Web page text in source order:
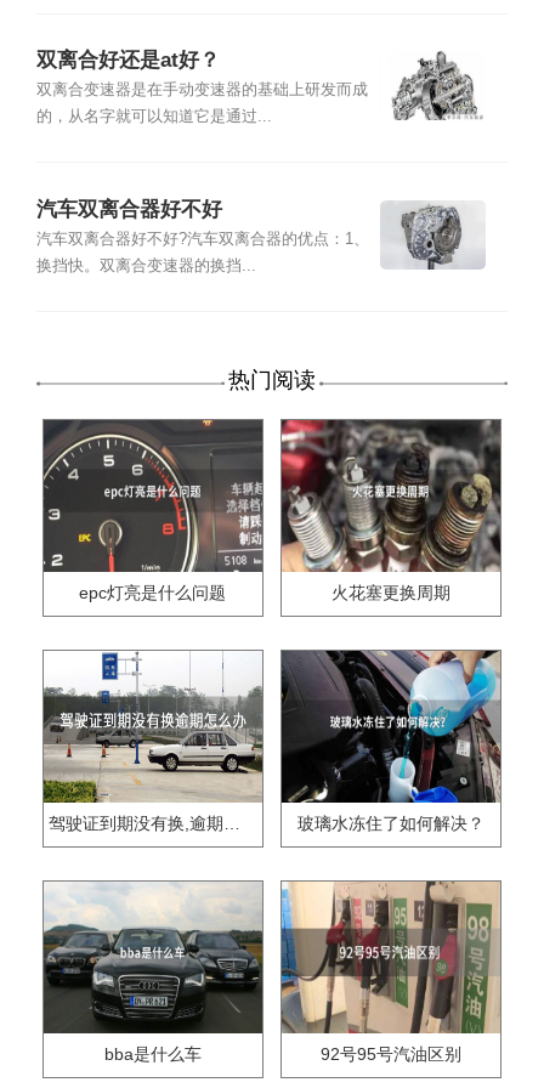
双离合好还是at好？
双离合变速器是在手动变速器的基础上研发而成
的，从名字就可以知道它是通过...
汽车双离合器好不好
汽车双离合器好不好?汽车双离合器的优点：1、
换挡快。双离合变速器的换挡...
热门阅读
epc灯亮是什么问题 火花塞更换周期
驾驶证到期没有换,逾期怎么办?? 玻璃水冻住了如何解决？
bba是什么车 92号95号汽油区别